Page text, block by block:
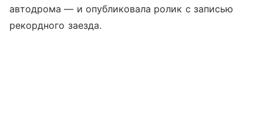
автодрома — и опубликовала ролик с записью
рекордного заезда.